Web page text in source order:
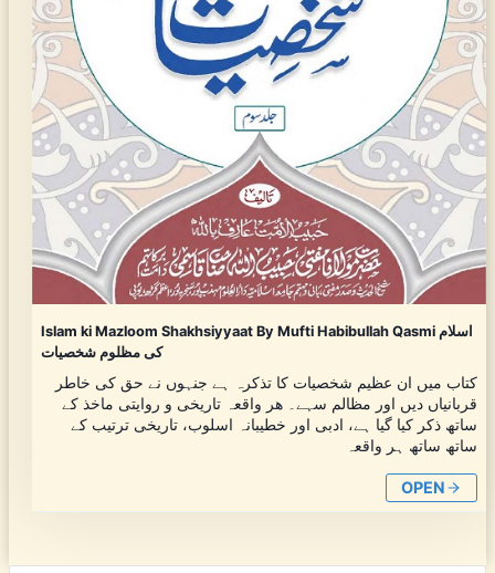
Islam ki Mazloom Shakhsiyyaat By Mufti Habibullah Qasmi اسلام
کی مظلوم شخصیات
کتاب میں ان عظیم شخصیات کا تذکرہ ہے جنہوں نے حق کی خاطر
قربانیاں دیں اور مظالم سہے۔ هر واقعہ تاریخی و روایتی ماخذ کے
ساتھ ذکر کیا گیا ہے، ادبی اور خطیبانہ اسلوب، تاریخی ترتیب کے
ساتھ ساتھ ہر واقعہ
OPEN